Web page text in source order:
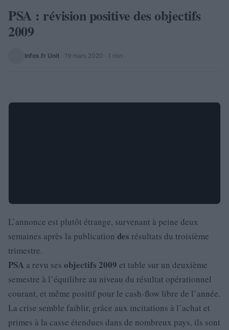
PSA : révision positive des objectifs
2009
Infos.fr Unit · 19 mars 2020 · 1 min
L’annonce est plutôt étrange, survenant à peine deux
semaines après la publication des résultats du troisième
trimestre.
PSA a revu ses objectifs 2009 et table sur un deuxième
semestre à l’équilibre au niveau du résultat opérationnel
courant, et même positif pour le cash-flow libre de l’année.
La crise semble faiblir, grâce aux incitations à l’achat et
primes à la casse étendues dans de nombreux pays, ils sont